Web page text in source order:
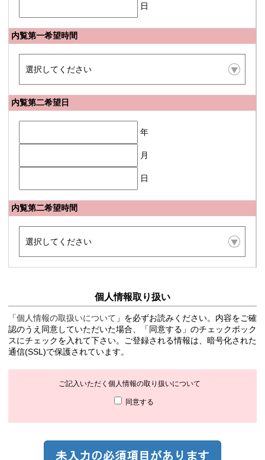
日
内覧第一希望時間
内覧第二希望日
年
月
日
内覧第二希望時間
個人情報取り扱い
「個人情報の取扱いについて 」を必ずお読みください。内容をご確
認のうえ同意していただいた場合、「同意する」のチェックボック
スにチェックを入れて下さい。ご登録される情報は、暗号化された
通信(SSL)で保護されています。
ご記入いただく個人情報の取り扱いについて
同意する